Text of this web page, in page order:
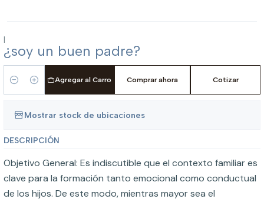
|
¿soy un buen padre?
Cantidad
Agregar al Carro Comprar ahora Cotizar
Mostrar stock de ubicaciones
DESCRIPCIÓN
Objetivo General: Es indiscutible que el contexto familiar es
clave para la formación tanto emocional como conductual
de los hijos. De este modo, mientras mayor sea el